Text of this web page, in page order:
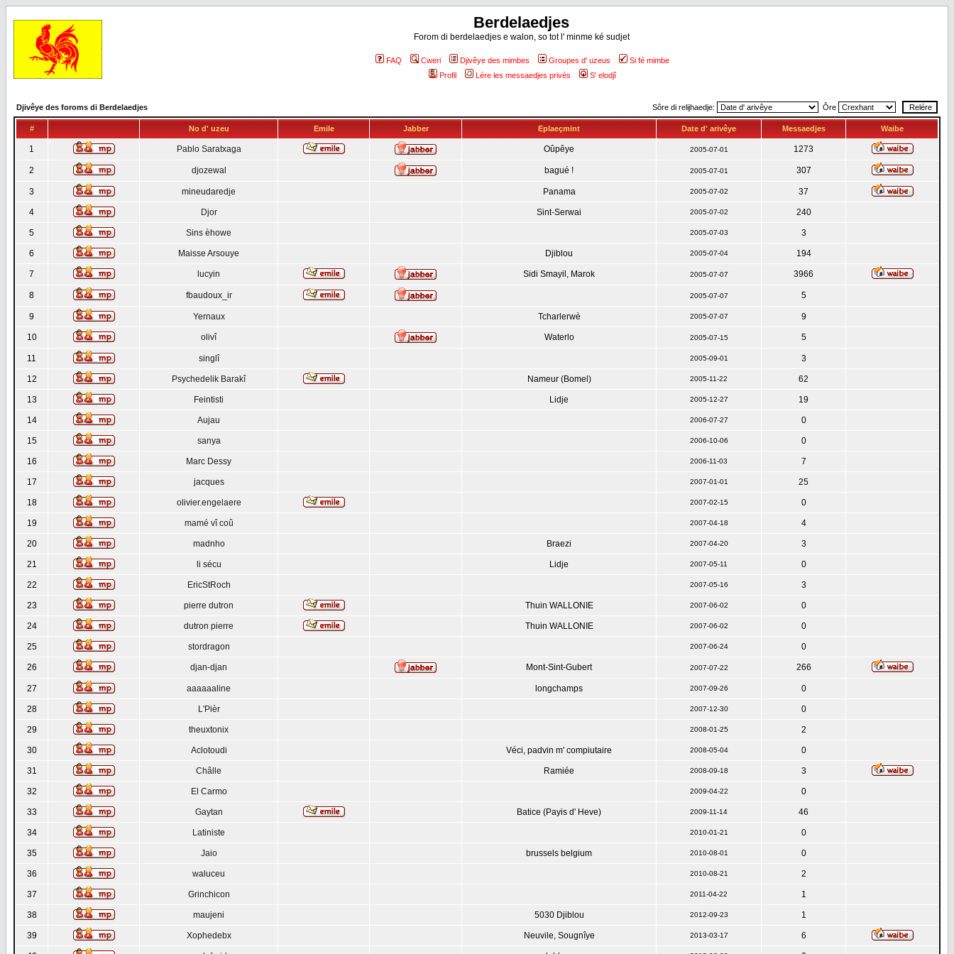
Berdelaedjes
Forom di berdelaedjes e walon, so tot l' minme ké sudjet
FAQ Cweri Djivêye des mimbes Groupes d' uzeus
Si fé mimbe
Profil
Lére les messaedjes privés S' elodjî
Djivêye des foroms di Berdelaedjes Sôre di relijhaedje: Ôre
# No d' uzeu Emile Jabber Eplaeçmint Date d' arivêye Messaedjes Waibe
1 Pablo Saratxaga Oûpêye 2005-07-01 1273
2 djozewal bagué ! 2005-07-01 307
3 mineudaredje Panama 2005-07-02 37
4 Djor Sint-Serwai 2005-07-02 240
5 Sins èhowe 2005-07-03 3
6 Maisse Arsouye Djiblou 2005-07-04 194
7 lucyin Sidi Smayil, Marok 2005-07-07 3966
8 fbaudoux_ir 2005-07-07 5
9 Yernaux Tcharlerwè 2005-07-07 9
10 olivî Waterlo 2005-07-15 5
11 singlî 2005-09-01 3
12 Psychedelik Barakî Nameur (Bomel) 2005-11-22 62
13 Feintisti Lidje 2005-12-27 19
14 Aujau 2006-07-27 0
15 sanya 2006-10-06 0
16 Marc Dessy 2006-11-03 7
17 jacques 2007-01-01 25
18 olivier.engelaere 2007-02-15 0
19 mamé vî coû 2007-04-18 4
20 madnho Braezi 2007-04-20 3
21 li sécu Lidje 2007-05-11 0
22 EricStRoch 2007-05-16 3
23 pierre dutron Thuin WALLONIE 2007-06-02 0
24 dutron pierre Thuin WALLONIE 2007-06-02 0
25 stordragon 2007-06-24 0
26 djan-djan Mont-Sint-Gubert 2007-07-22 266
27 aaaaaaline longchamps 2007-09-26 0
28 L'Pièr 2007-12-30 0
29 theuxtonix 2008-01-25 2
30 Aclotoudi Véci, padvin m' compiutaire 2008-05-04 0
31 Châlle Ramiée 2008-09-18 3
32 El Carmo 2009-04-22 0
33 Gaytan Batice (Payis d' Heve) 2009-11-14 46
34 Latiniste 2010-01-21 0
35 Jaio brussels belgium 2010-08-01 0
36 waluceu 2010-08-21 2
37 Grinchicon 2011-04-22 1
38 maujeni 5030 Djiblou 2012-09-23 1
39 Xophedebx Neuvile, Sougnîye 2013-03-17 6